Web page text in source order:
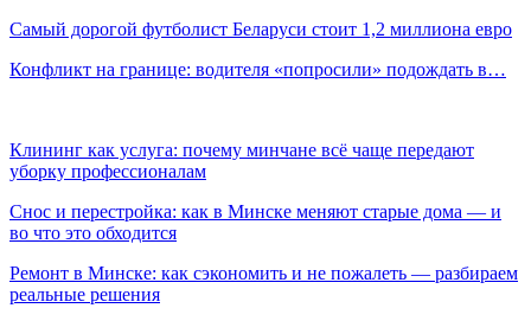
Самый дорогой футболист Беларуси стоит 1,2 миллиона евро
Конфликт на границе: водителя «попросили» подождать в…
Клининг как услуга: почему минчане всё чаще передают
уборку профессионалам
Снос и перестройка: как в Минске меняют старые дома — и
во что это обходится
Ремонт в Минске: как сэкономить и не пожалеть — разбираем
реальные решения